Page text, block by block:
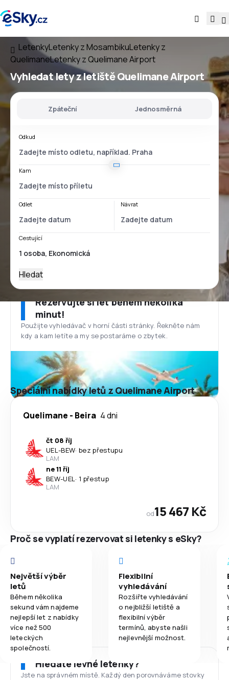
LetenkyLetenky z MosambikuLetenky z
QuelimaneLetenky z Quelimane Airport
Vyhledat letyzletištěQuelimane Airport
Zpáteční Jednosměrná
Odkud
Kam
Odlet Návrat
Cestující
Hledat
Rezervujte si let během několika
minut!
Použijte vyhledávač v horní části stránky. Řekněte nám
kdy a kam letíte a my se postaráme o zbytek.
Speciální nabídky letů z Quelimane Airport
Quelimane - Beira 4 dni
čt 08 říj
UEL-BEW· bez přestupu
LAM
ne 11 říj
BEW-UEL· 1 přestup
LAM
od15 467 Kč
Proč se vyplatí rezervovat si letenky s eSky?
Největší výběr
letů
Během několika
sekund vám najdeme
nejlepší let z nabídky
více než 500
leteckých
společností.
Flexibilní
vyhledávání
Rozšiřte vyhledávání
o nejbližší letiště a
flexibilní výběr
termínů, abyste našli
nejlevnější možnost.
Hledáte levné letenky?
Jste na správném místě. Každý den porovnáváme stovky